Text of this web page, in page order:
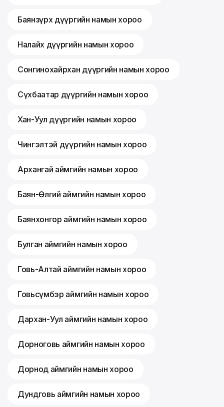
Баянзүрх дүүргийн намын хороо
Налайх дүүргийн намын хороо
Сонгинохайрхан дүүргийн намын хороо
Сүхбаатар дүүргийн намын хороо
Хан-Уул дүүргийн намын хороо
Чингэлтэй дүүргийн намын хороо
Архангай аймгийн намын хороо
Баян-Өлгий аймгийн намын хороо
Баянхонгор аймгийн намын хороо
Булган аймгийн намын хороо
Говь-Алтай аймгийн намын хороо
Говьсүмбэр аймгийн намын хороо
Дархан-Уул аймгийн намын хороо
Дорноговь аймгийн намын хороо
Дорнод аймгийн намын хороо
Дундговь аймгийн намын хороо